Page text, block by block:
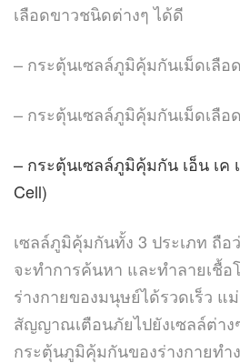
เลือดขาวชนิดต่างๆ ได้ดี
– กระตุ้นเซลล์ภูมิคุ้มกันเม็ดเลื
– กระตุ้นเซลล์ภูมิคุ้มกันเม็ดเลือ
– กระตุ้นเซลล์ภูมิคุ้มกัน เอ็น เค
Cell)
เซลล์ภูมิคุ้มกันทั้ง 3 ประเภท ถื
จะทำการค้นหา และทำลายเชื้
ร่างกายของมนุษย์ได้รวดเร็ว แ
สัญญาณเตือนภัยไปยังเซลล์ต่าง
กระตุ้นภูมิคุ้มกันของร่างกายทำ